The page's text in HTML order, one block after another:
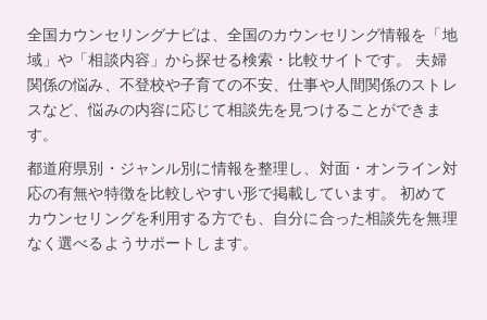
修
、
探
し
や
す
全国カウンセリングナビは、全国のカウンセリング情報を「地
域」や「相談内容」から探せる検索・比較サイトです。 夫婦
関係の悩み、不登校や子育ての不安、仕事や人間関係のストレ
スなど、悩みの内容に応じて相談先を見つけることができま
す。
都道府県別・ジャンル別に情報を整理し、対面・オンライン対
応の有無や特徴を比較しやすい形で掲載しています。 初めて
カウンセリングを利用する方でも、自分に合った相談先を無理
なく選べるようサポートします。